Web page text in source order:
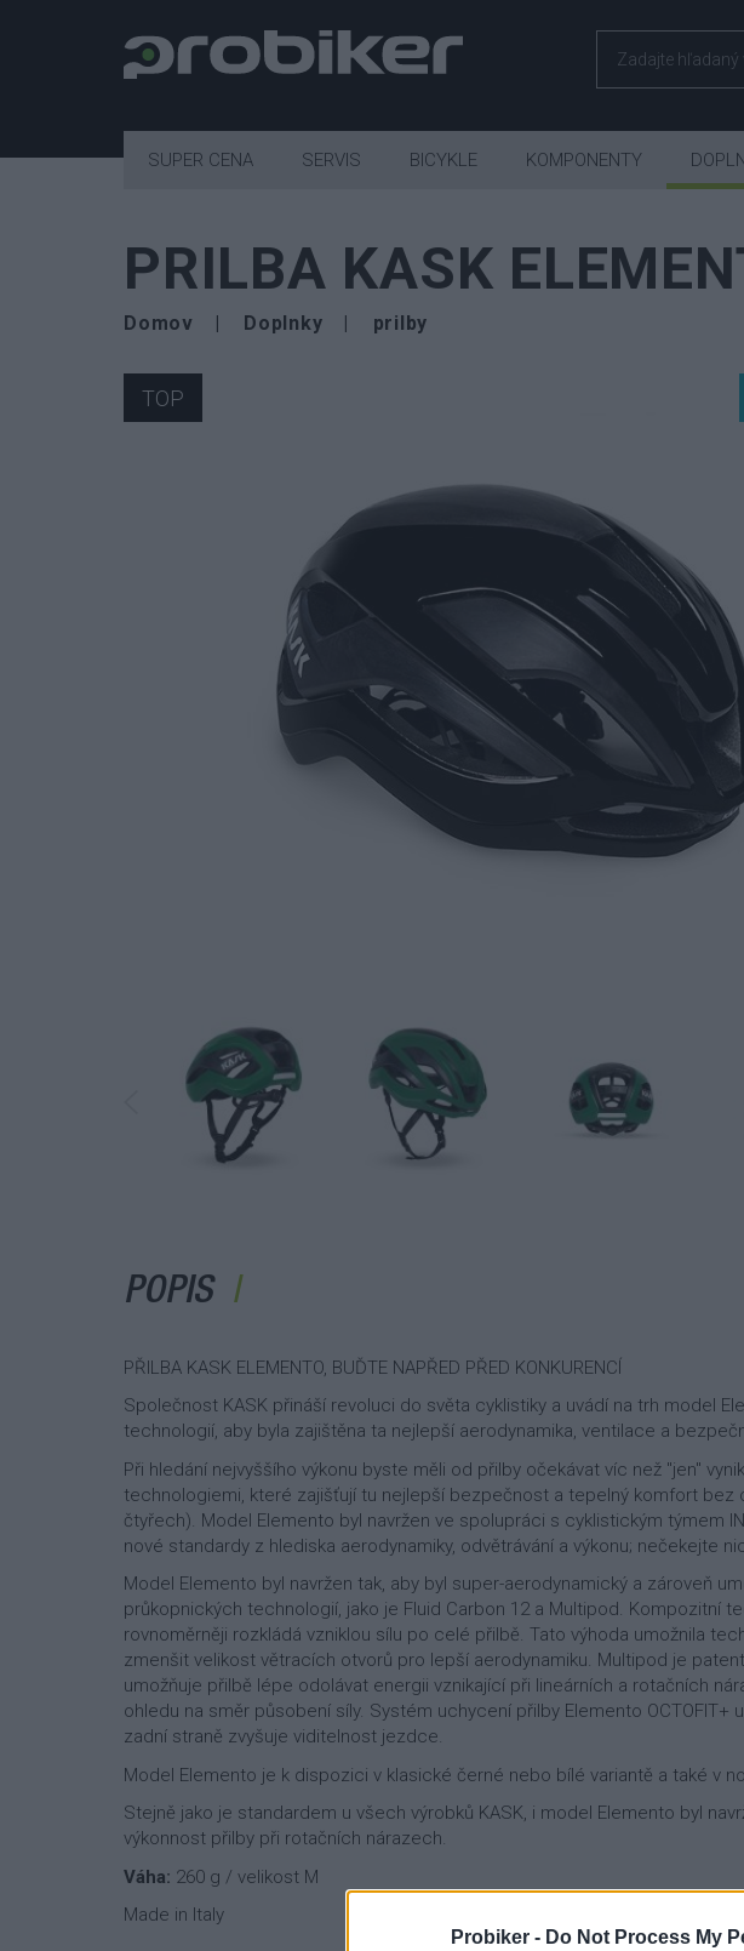
Probiker - Do Not Process My
PRILBA KASK
Domov Doplnky prilby
TOP
POPIS
PŘILBA KASK ELEMENTO, BUĎTE NAPŘED PŘED KONKURENCÍ
Společnost KASK přináší revoluci do světa cyklistiky a uvádí na trh model
technologií, aby byla zajištěna ta nejlepší aerodynamika, ventilace a
Při hledání nejvyššího výkonu byste měli od přilby očekávat víc než "jen"
technologiemi, které zajišťují tu nejlepší bezpečnost a tepelný komfort
čtyřech). Model Elemento byl navržen ve spolupráci s cyklistickým týmem
nové standardy z hlediska aerodynamiky, odvětrávání a výkonu; nečekejte
Model Elemento byl navržen tak, aby byl super-aerodynamický a zároveň
průkopnických technologií, jako je Fluid Carbon 12 a Multipod. Kompozitní
rovnoměrněji rozkládá vzniklou sílu po celé přilbě. Tato výhoda umožnila
zmenšit velikost větracích otvorů pro lepší aerodynamiku. Multipod je
umožňuje přilbě lépe odolávat energii vznikající při lineárních a rotačních
ohledu na směr působení síly. Systém uchycení přilby Elemento
zadní straně zvyšuje viditelnost jezdce.
Model Elemento je k dispozici v klasické černé nebo bílé variantě a také v
Stejně jako je standardem u všech výrobků KASK, i model Elemento byl
výkonnost přilby při rotačních nárazech.
Váha: 260 g / velikost M
Made in Italy
SUPER CENA SERVIS BICYKLE KOMPONENTY